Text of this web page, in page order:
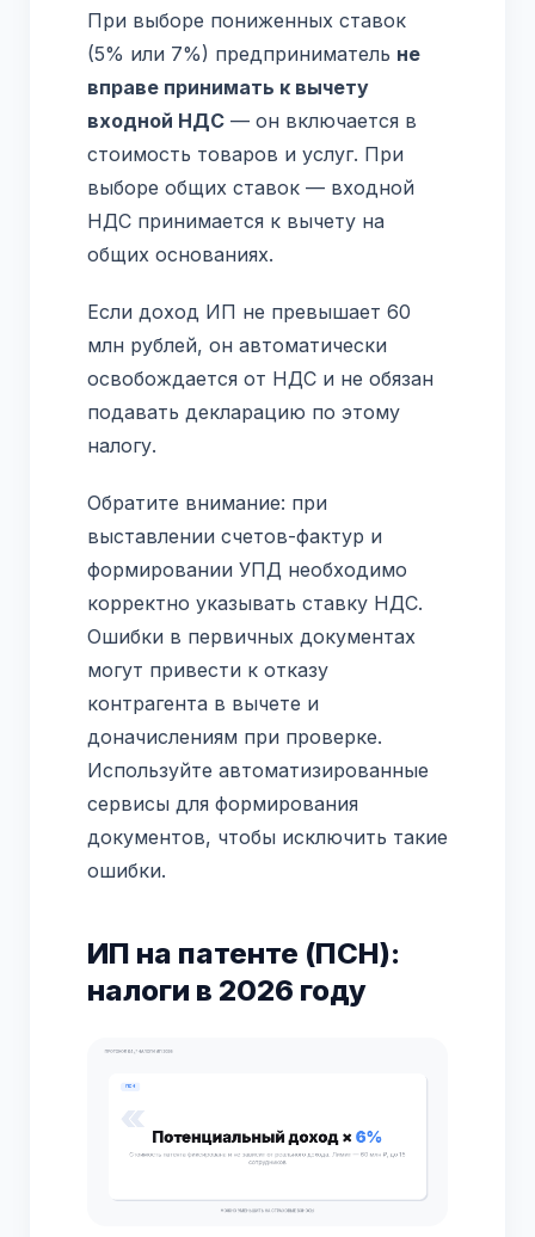
При выборе пониженных ставок
(5% или 7%) предприниматель не
вправе принимать к вычету
входной НДС — он включается в
стоимость товаров и услуг. При
выборе общих ставок — входной
НДС принимается к вычету на
общих основаниях.
Если доход ИП не превышает 60
млн рублей, он автоматически
освобождается от НДС и не обязан
подавать декларацию по этому
налогу.
Обратите внимание: при
выставлении счетов-фактур и
формировании УПД необходимо
корректно указывать ставку НДС.
Ошибки в первичных документах
могут привести к отказу
контрагента в вычете и
доначислениям при проверке.
Используйте автоматизированные
сервисы для формирования
документов, чтобы исключить такие
ошибки.
ИП на патенте (ПСН):
налоги в 2026 году